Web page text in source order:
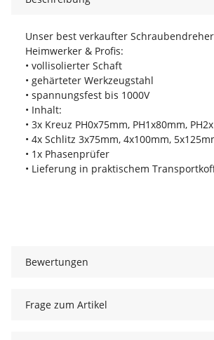
Unser best verkaufter
Heimwerker & Profis:
• vollisolierter Schaft
• gehärteter Werkzeugstahl
• spannungsfest bis 1000V
• Inhalt:
• 3x Kreuz PH0x75mm, PH1x80mm,
• 4x Schlitz 3x75mm, 4x100mm,
• 1x Phasenprüfer
• Lieferung in praktischem
Bewertungen
Frage zum Artikel